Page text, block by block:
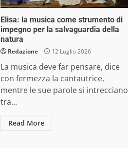
Elisa: la musica come strumento di
impegno per la salvaguardia della
natura
Redazione 12 Luglio 2026
La musica deve far pensare, dice
con fermezza la cantautrice,
mentre le sue parole si intrecciano
tra...
Read More